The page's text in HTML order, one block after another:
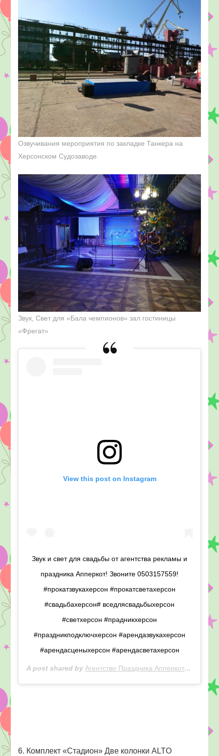
Озвучивания мероприятия по закладке Танкера на
Херсонском Судозаводе.
Звук, Свет для «Бала чемпионов» зал гостиницы
«Фрегат»
View this post on Instagram
Звук и свет для свадьбы от агентства рекламы и
праздника Апперкот! Звоните 0503157559!
#прокатзвукахерсон #прокатсветахерсон
#свадьбахерсон# вседлясвадьбыхерсон
#светхерсон #прадникхерсон
#праздникподключхерсон #арендазвукахерсон
#арендасценыхерсон #арендасветахерсон
A post shared by Агентство Праздника Апперкот
6. Комплект «Стадион» Две колонки ALTO